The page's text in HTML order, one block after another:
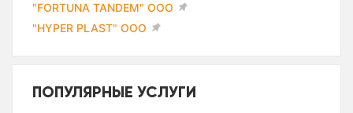
"FORTUNA TANDEM" ООО
"HYPER PLAST" ООО
ПОПУЛЯРНЫЕ УСЛУГИ